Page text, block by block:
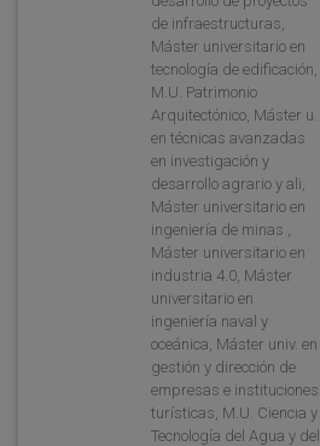
de infraestructuras,
Máster universitario en
tecnología de edificación,
M.U. Patrimonio
Arquitectónico, Máster u.
en técnicas avanzadas
en investigación y
desarrollo agrario y ali,
Máster universitario en
ingeniería de minas ,
Máster universitario en
industria 4.0, Máster
universitario en
ingeniería naval y
oceánica, Máster univ. en
gestión y dirección de
empresas e instituciones
turísticas, M.U. Ciencia y
Tecnología del Agua y del